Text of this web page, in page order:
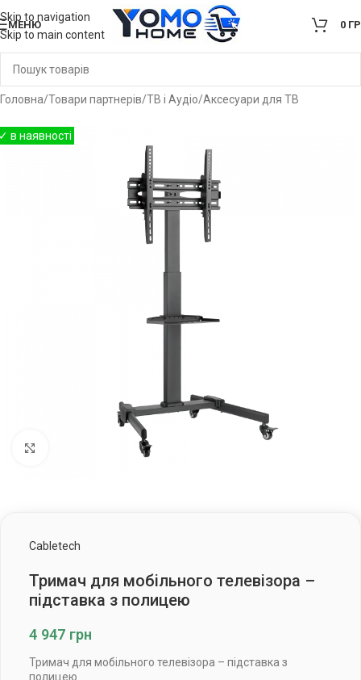
Skip to navigation
Skip to main content
МЕНЮ 0
Головна/Товари партнерів/ТВ і Аудіо/Аксесуари для ТВ
Клацніть, щоб збільшити
Cabletech
Тримач для мобільного телевізора –
підставка з полицею
4 947 грн
Тримач для мобільного телевізора – підставка з
полицею